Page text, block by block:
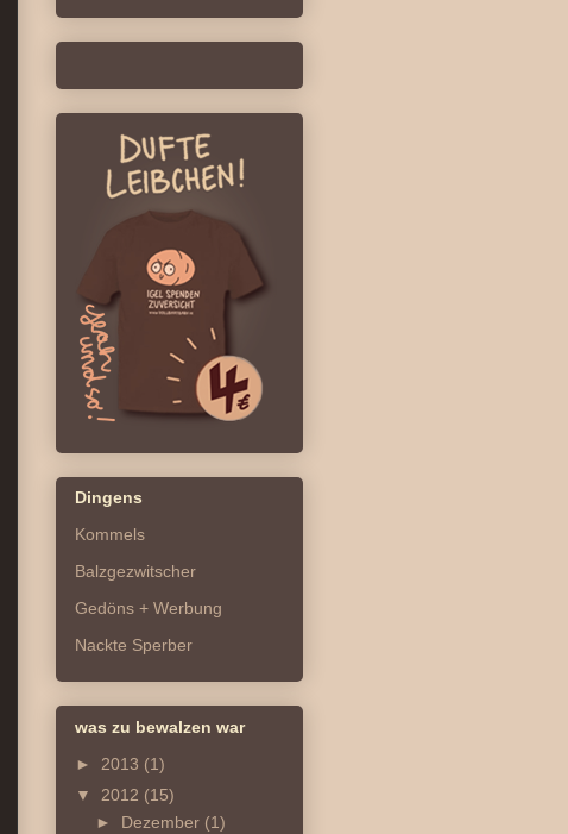
Dingens
Kommels
Balzgezwitscher
Gedöns + Werbung
Nackte Sperber
was zu bewalzen war
► 2013 (1)
▼ 2012 (15)
► Dezember (1)